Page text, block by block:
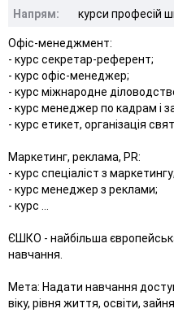
Напрям:
курси професій
Офіс-менеджмент:
- курс секретар-референт;
- курс офіс-менеджер;
- курс міжнародне
- курс менеджер по кадрам і
- курс етикет, організація
Маркетинг, реклама, РR:
- курс спеціаліст з маркетингу;
- курс менеджер з реклами;
- курс ...
ЄШКО - найбільша
навчання.
Мета: Надати навчання
віку, рівня життя, освіти,